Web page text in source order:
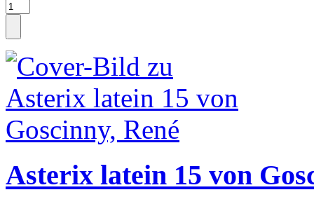
Asterix latein 15 von